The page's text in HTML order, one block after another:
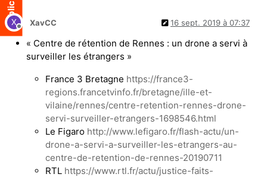
X
Hors-ligne
XavCC 16 sept. 2019 à 07:37
« Centre de rétention de Rennes : un drone a servi à
surveiller les étrangers »
France 3 Bretagne https://france3-
regions.francetvinfo.fr/bretagne/ille-et-
vilaine/rennes/centre-retention-rennes-drone-
servi-surveiller-etrangers-1698546.html
Le Figaro http://www.lefigaro.fr/flash-actu/un-
drone-a-servi-a-surveiller-les-etrangers-au-
centre-de-retention-de-rennes-20190711
RTL https://www.rtl.fr/actu/justice-faits-